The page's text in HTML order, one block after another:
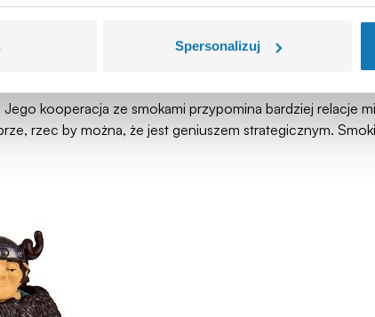
Spersonalizuj
kooperacja ze smokami przypomina bardziej relacje
rzec by można, że jest geniuszem strategicznym.